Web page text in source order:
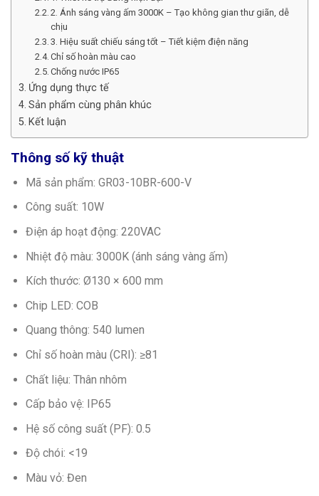
2. Ánh sáng vàng ấm 3000K – Tạo không gian thư giãn, dễ
chịu
3. Hiệu suất chiếu sáng tốt – Tiết kiệm điện năng
Chỉ số hoàn màu cao
Chống nước IP65
Ứng dụng thực tế
Sản phẩm cùng phân khúc
Kết luận
Thông số kỹ thuật
Mã sản phẩm: GR03-10BR-600-V
Công suất: 10W
Điện áp hoạt động: 220VAC
Nhiệt độ màu: 3000K (ánh sáng vàng ấm)
Kích thước: Ø130 × 600 mm
Chip LED: COB
Quang thông: 540 lumen
Chỉ số hoàn màu (CRI): ≥81
Chất liệu: Thân nhôm
Cấp bảo vệ: IP65
Hệ số công suất (PF): 0.5
Độ chói: <19
Màu vỏ: Đen